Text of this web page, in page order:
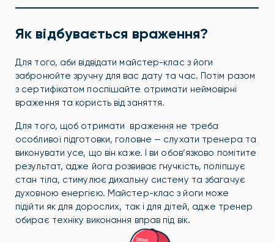
Як відбувається враження?
Для того, аби відвідати майстер-клас з йоги
забронюйте зручну для вас дату та час. Потім разом
з сертифікатом поспішайте отримати неймовірні
враження та користь від заняття.
Для того, щоб отримати враження не треба
особливої підготовки, головне — слухати тренера та
виконувати усе, що він каже. І ви обов‘язково помітите
результат, адже йога розвиває гнучкість, поліпшує
стан тіла, стимулює дихальну систему та збагачує
духовною енергією. Майстер-клас з йоги може
підійти як для дорослих, так і для дітей, адже тренер
обирає техніку виконання вправ під вік.